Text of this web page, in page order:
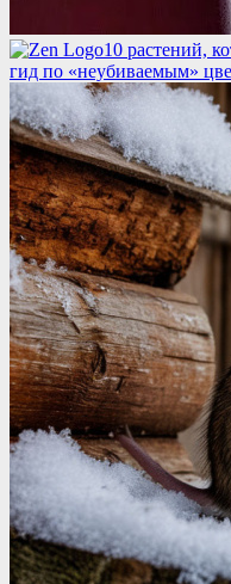
10 растений,
гид по «неубиваемым»